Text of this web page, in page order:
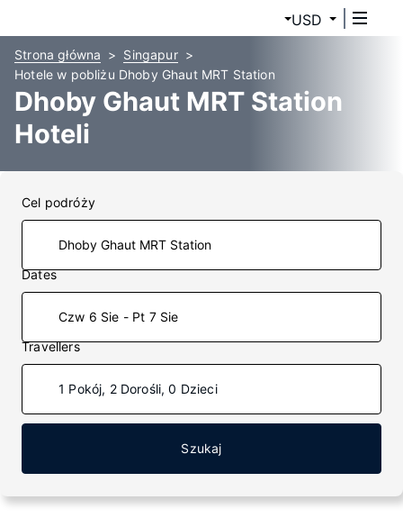
USD
Strona główna
Singapur
Hotele w pobliżu Dhoby Ghaut MRT Station
Dhoby Ghaut MRT Station
Hoteli
Cel podróży
Dates
Czw 6 Sie - Pt 7 Sie
Travellers
1 Pokój, 2 Dorośli, 0 Dzieci
Szukaj